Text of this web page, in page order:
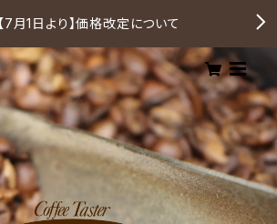
【7月1日より】価格改定について